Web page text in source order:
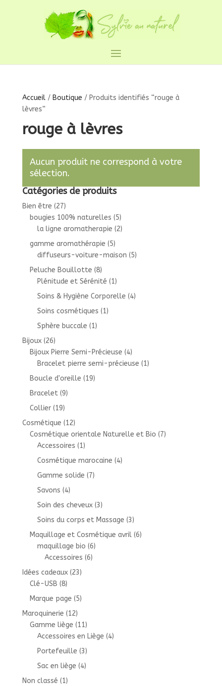
Accueil/ Boutique / Produits identifiés “rouge à
lèvres”
rouge à lèvres
Aucun produit ne correspond à votre
sélection.
Catégories de produits
Bien être (27)
bougies 100% naturelles (5)
la ligne aromatherapie (2)
gamme aromathérapie (5)
diffuseurs-voiture-maison (5)
Peluche Bouillotte (8)
Plénitude et Sérénité (1)
Soins & Hygiène Corporelle (4)
Soins cosmétiques (1)
Sphère buccale (1)
Bijoux (26)
Bijoux Pierre Semi-Précieuse (4)
Bracelet pierre semi-précieuse (1)
Boucle d'oreille (19)
Bracelet (9)
Collier (19)
Cosmétique (12)
Cosmétique orientale Naturelle et Bio (7)
Accessoires (1)
Cosmétique marocaine (4)
Gamme solide (7)
Savons (4)
Soin des cheveux (3)
Soins du corps et Massage (3)
Maquillage et Cosmétique avril (6)
maquillage bio (6)
Accessoires (6)
Idées cadeaux (23)
Clé-USB (8)
Marque page (5)
Maroquinerie (12)
Gamme liège (11)
Accessoires en Liège (4)
Portefeuille (3)
Sac en liège (4)
Non classé (1)